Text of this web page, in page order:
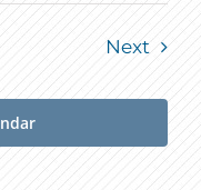
Next